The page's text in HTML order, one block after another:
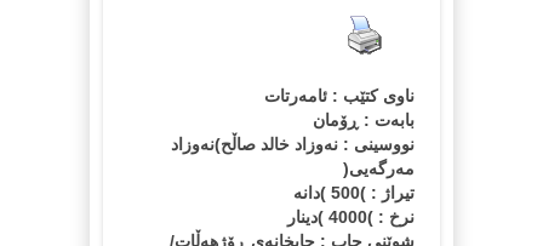
ناوی كتێب : ئامه‌رتات
بابه‌ت : ڕۆمان
نووسینی : نه‌وزاد خالد صاڵح)نه‌وزاد
مه‌رگه‌یی(
تیراژ : )500 )دانه‌
نرخ : )4000 )دینار
شوێنی چاپ : چاپخانه‌ی ڕۆژهه‌ڵات/